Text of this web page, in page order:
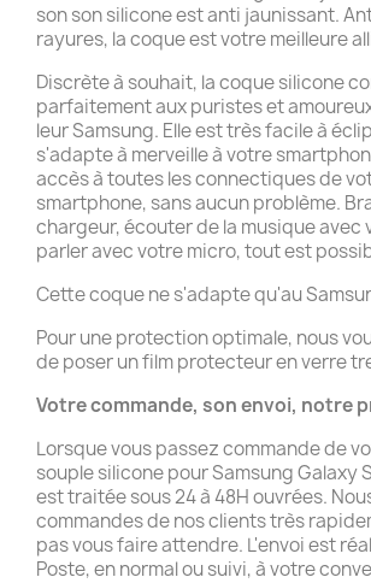
son son silicone est anti jaunissant.
rayures, la coque est votre meilleure
Discrète à souhait, la coque silicone
parfaitement aux puristes et
leur Samsung. Elle est très facile à
s'adapte à merveille à votre
accès à toutes les connectiques de
smartphone, sans aucun problème.
chargeur, écouter de la musique avec
parler avec votre micro, tout est
Cette coque ne s'adapte qu'au
Pour une protection optimale, nous
de poser un film protecteur en verre
Votre commande, son envoi, notre
Lorsque vous passez commande de
souple silicone pour Samsung Galaxy
est traitée sous 24 à 48H ouvrées.
commandes de nos clients très
pas vous faire attendre. L'envoi est
Poste, en normal ou suivi, à votre